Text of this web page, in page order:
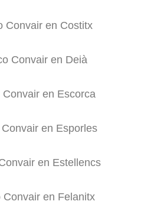
Convair en Costitx
Convair en Deià
en Escorca
en Esporles
en Estellencs
Convair en Felanitx